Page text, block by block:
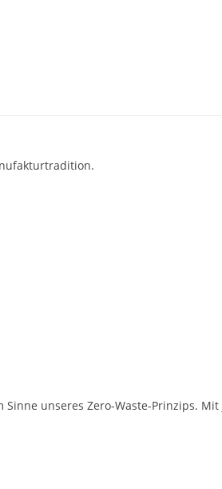
unseres Zero-Waste-Prinzips.